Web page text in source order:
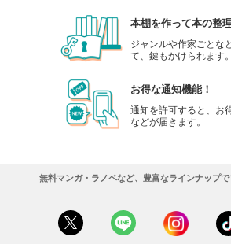
本棚を作って本の整
ジャンルや作家ごとな
て、鍵もかけられます。
お得な通知機能！
通知を許可すると、お
などが届きます。
無料マンガ・ラノベなど、豊富なラインナップで